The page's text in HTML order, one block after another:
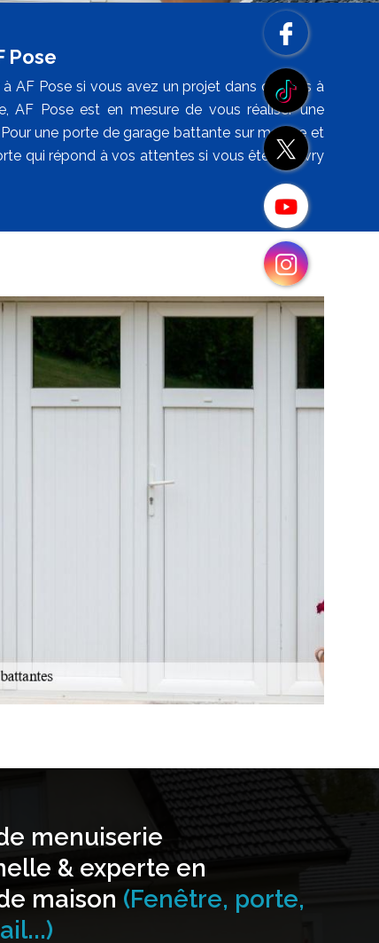
Pose
AF Pose si vous avez un projet dans ce sens à
AF Pose est en mesure de vous réaliser une
une porte de garage battante sur mesure et
qui répond à vos attentes si vous êtes à Livry
menuiserie
& experte en
maison (Fenêtre, porte,